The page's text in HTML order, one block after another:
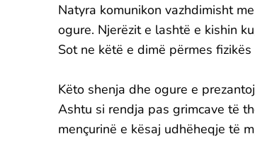
Natyra komunikon vazhdimisht
ogure. Njerëzit e lashtë e kishin
Sot ne këtë e dimë përmes
Këto shenja dhe ogure e
Ashtu si rendja pas grimcave të
mençurinë e kësaj udhëheqje të